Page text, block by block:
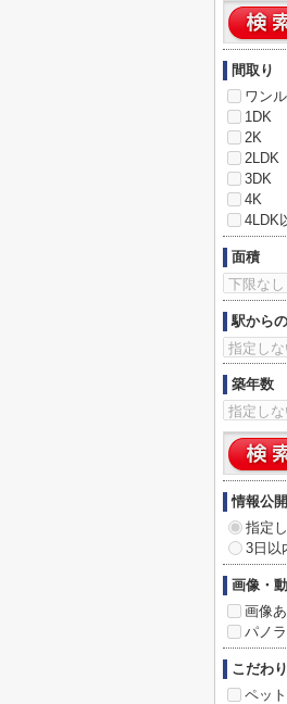
間取り
ワン
1DK
2K
2LDK
3DK
4K
4LDK
面積
駅から
築年数
情報公
指定
3日以
画像・
画像
パノ
こだわ
ペッ